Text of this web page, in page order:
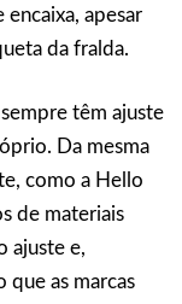
encaixa, apesar
da fralda.
têm ajuste
Da mesma
como a Hello
de materiais
ajuste e,
que as marcas